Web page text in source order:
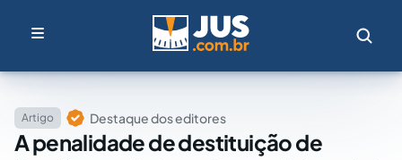
Artigo Destaque dos editores
A penalidade de destituição de